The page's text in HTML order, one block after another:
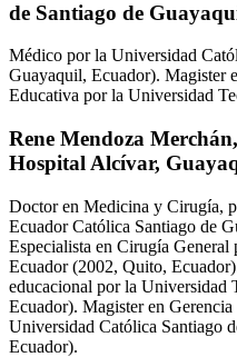
de Santiago de
Médico por la Universidad
Guayaquil, Ecuador). Magister
Educativa por la Universidad
Rene Mendoza Merchán,
Hospital Alcívar,
Doctor en Medicina y Cirugía,
Ecuador Católica Santiago de
Especialista en Cirugía
Ecuador (2002, Quito,
educacional por la Universidad
Ecuador). Magister en
Universidad Católica Santiago
Ecuador).